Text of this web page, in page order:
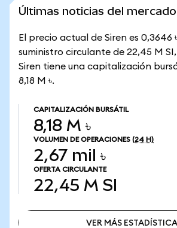
Últimas noticias del
El precio actual de Siren es 0,3646
suministro circulante de 22,45 M
Siren tiene una capitalización
8,18 M ৳.
CAPITALIZACIÓN BURSÁTIL
8,18 M ৳
VOLUMEN DE OPERACIONES (24 H)
2,67 mil ৳
OFERTA CIRCULANTE
22,45 M SI
VER MÁS